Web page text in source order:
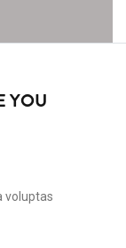
YOU
voluptas